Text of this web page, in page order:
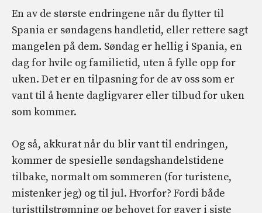
En av de største endringene når du flytter til
Spania er søndagens handletid, eller rettere sagt
mangelen på dem. Søndag er hellig i Spania, en
dag for hvile og familietid, uten å fylle opp for
uken. Det er en tilpasning for de av oss som er
vant til å hente dagligvarer eller tilbud for uken
som kommer.
Og så, akkurat når du blir vant til endringen,
kommer de spesielle søndagshandelstidene
tilbake, normalt om sommeren (for turistene,
mistenker jeg) og til jul. Hvorfor? Fordi både
turisttilstrømning og behovet for gaver i siste